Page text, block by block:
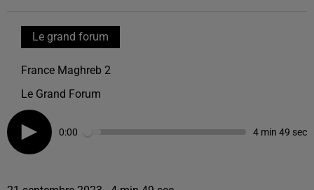
Le grand forum
France Maghreb 2
Le Grand Forum
0:00 4 min 49 sec